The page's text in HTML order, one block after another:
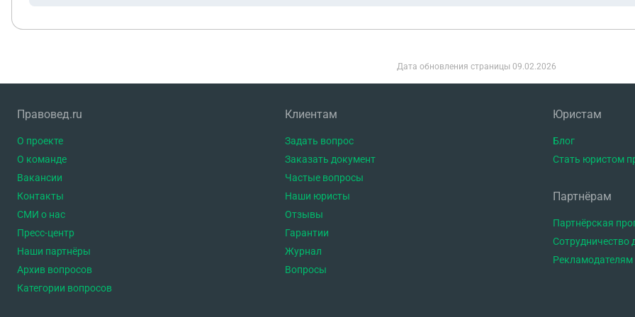
Дата обновления страницы 09.02.2026
Правовед.ru
О проекте
О команде
Вакансии
Контакты
СМИ о нас
Пресс-центр
Наши партнёры
Архив вопросов
Категории вопросов
Клиентам
Задать вопрос
Заказать документ
Частые вопросы
Наши юристы
Отзывы
Гарантии
Журнал
Вопросы
Юристам
Блог
Стать юристом
Партнёрам
Партнёрская
Сотрудничество
Рекламодателям